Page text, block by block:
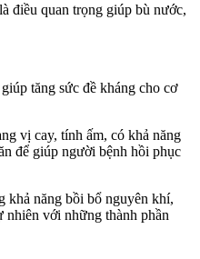
điều quan trọng giúp bù nước,
tăng sức đề kháng cho cơ
vị cay, tính ấm, có khả năng
để giúp người bệnh hồi phục
khả năng bồi bổ nguyên khí,
nhiên với những thành phần